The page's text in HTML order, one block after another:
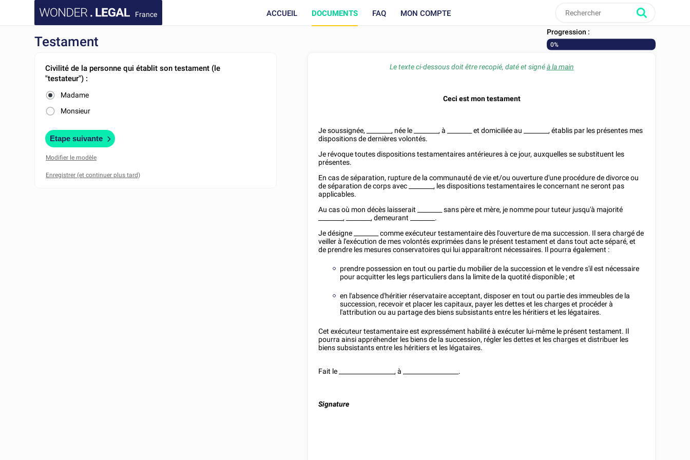
France ACCUEIL DOCUMENTS FAQ MON COMPTE
Testament
Progression :
0%
Civilité de la personne qui établit son testament (le
"testateur") :
Madame
Monsieur
Etape suivante
Modifier le modèle
Le texte ci-dessous doit être recopié, daté et signéà la main
Ceci est mon testament
Je soussignée, , née le , à et domiciliée au
, établis par les présentes mes
dispositions de dernières volontés.
Je révoque toutes dispositions testamentaires antérieures à ce jour, auxquelles se substituent les
présentes.
En cas de séparation, rupture de la communauté de vie et/ou ouverture d'une procédure de divorce ou
de séparation de corps avec
, les dispositions testamentaires le concernant ne seront pas
applicables.
Au cas où mon décès laisserait
sans père et mère, je nomme pour tuteur jusqu'à majorité
, , demeurant
.
Je désigne
comme exécuteur testamentaire dès l'ouverture de ma succession. Il sera chargé de
veiller à l'exécution de mes volontés exprimées dans le présent testament et dans tout acte séparé, et
de prendre les mesures conservatoires qui lui apparaîtront nécessaires. Il pourra également :
prendre possession en tout ou partie du mobilier de la succession et le vendre s'il est nécessaire
pour acquitter les legs particuliers dans la limite de la quotité disponible ; et
en l'absence d'héritier réservataire acceptant, disposer en tout ou partie des immeubles de la
succession, recevoir et placer les capitaux, payer les dettes et les charges et procéder à
l'attribution ou au partage des biens subsistants entre les héritiers et les légataires.
Cet exécuteur testamentaire est expressément habilité à exécuter lui-même le présent testament. Il
pourra ainsi appréhender les biens de la succession, régler les dettes et les charges et distribuer les
biens subsistants entre les héritiers et les légataires.
Fait le __________________, à __________________.
Signature